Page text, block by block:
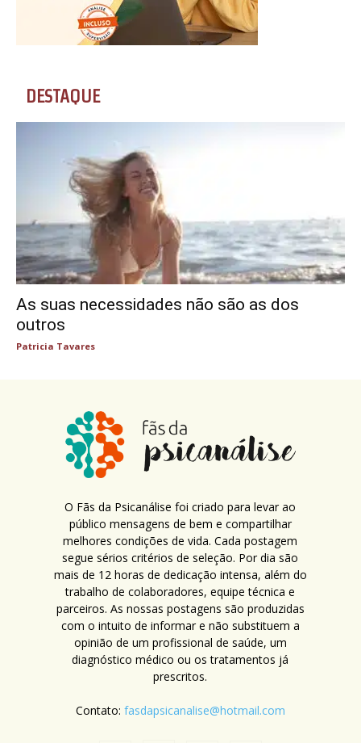
DESTAQUE
As suas necessidades não são as dos
outros
Patricia Tavares
O Fãs da Psicanálise foi criado para levar ao
público mensagens de bem e compartilhar
melhores condições de vida. Cada postagem
segue sérios critérios de seleção. Por dia são
mais de 12 horas de dedicação intensa, além do
trabalho de colaboradores, equipe técnica e
parceiros. As nossas postagens são produzidas
com o intuito de informar e não substituem a
opinião de um profissional de saúde, um
diagnóstico médico ou os tratamentos já
prescritos.
Contato: fasdapsicanalise@hotmail.com